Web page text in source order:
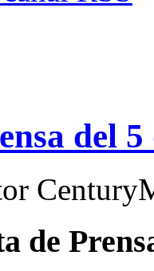
del
de